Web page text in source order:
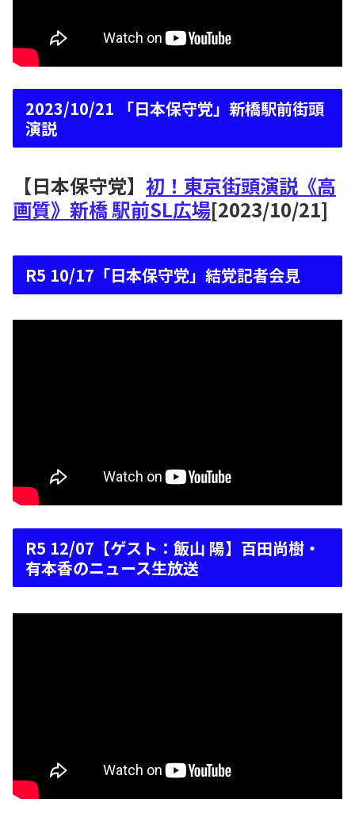
2023/10/21 「日本保守党」新橋駅前街頭
演説
【日本保守党】 初！東京街頭演説《高
画質》新橋 駅前SL広場[2023/10/21]
R5 10/17「日本保守党」結党記者会見
R5 12/07【ゲスト：飯山 陽】百田尚樹・
有本香のニュース生放送